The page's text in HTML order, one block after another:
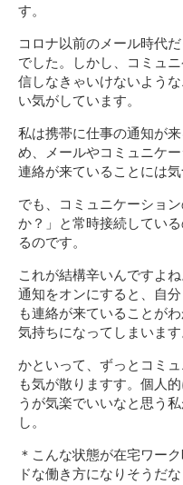
す。
コロナ以前のメール時代
でした。しかし、コミュ
信しなきゃいけないよう
い気がしています。
私は携帯に仕事の通知が
め、メールやコミュニケ
連絡が来ていることには気
でも、コミュニケーショ
か？」と常時接続してい
るのです。
これが結構辛いんですよ
通知をオンにすると、自
も連絡が来ていることが
気持ちになってしまいます
かといって、ずっとコミ
も気が散りますす。個人
うが気楽でいいなと思う
し。
＊こんな状態が在宅ワー
ドな働き方になりそうだ